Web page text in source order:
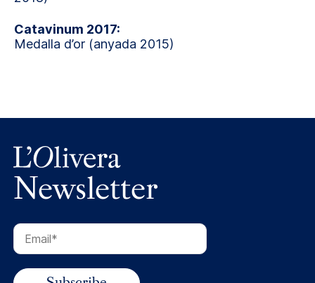
Catavinum 2017:
Medalla d’or (anyada 2015)
Newsletter